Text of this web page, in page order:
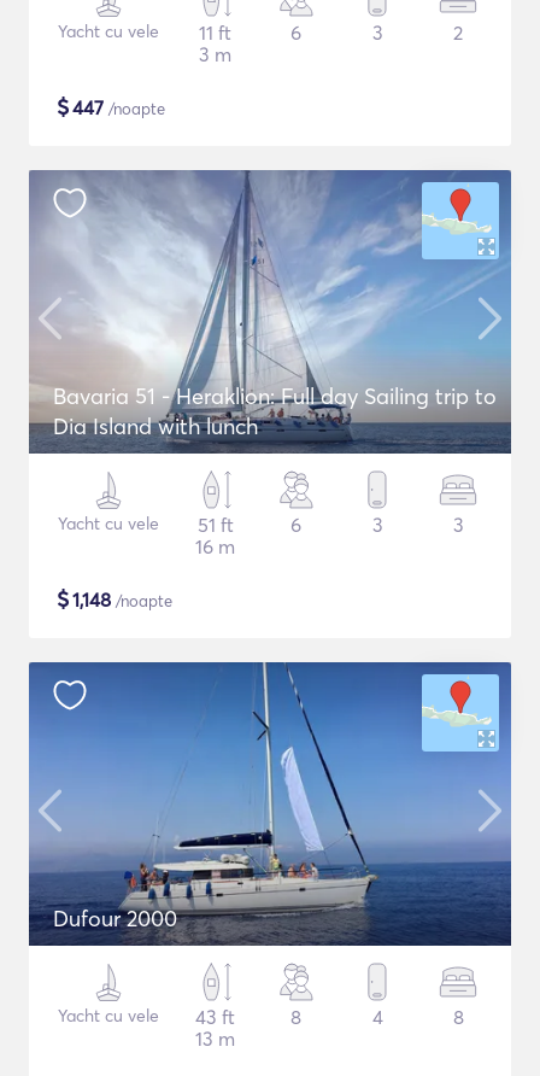
Yacht cu vele
11 ft
3 m
6 3 2
$447 /noapte
Bavaria 51 - Heraklion: Full day Sailing trip to
Dia Island with lunch
Yacht cu vele
51 ft
16 m
6 3 3
$1,148 /noapte
Dufour 2000
Yacht cu vele
43 ft
13 m
8 4 8